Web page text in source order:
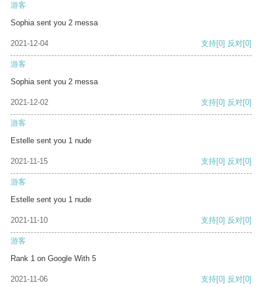
游客
Sophia sent you 2 messa
2021-12-04 支持[0] 反对[0]
游客
Sophia sent you 2 messa
2021-12-02 支持[0] 反对[0]
游客
Estelle sent you 1 nude
2021-11-15 支持[0] 反对[0]
游客
Estelle sent you 1 nude
2021-11-10 支持[0] 反对[0]
游客
Rank 1 on Google With 5
2021-11-06 支持[0] 反对[0]